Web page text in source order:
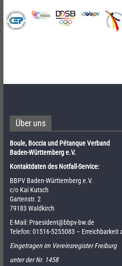
Über uns
Boule, Boccia und Pétanque Verband
Baden-Württemberg e.V.
Kontaktdaten des Notfall-Service:
BBPV Baden-Württemberg e.V.
c/o Kai Kutsch
Gartenstr. 2
79183 Waldkirch
E-Mail: Praesident@bbpv-bw.de
Telefon:01516-5255083 – Erreichbarkeit
Eingetragen im Vereinsregister Freiburg
unter der Nr. 1458